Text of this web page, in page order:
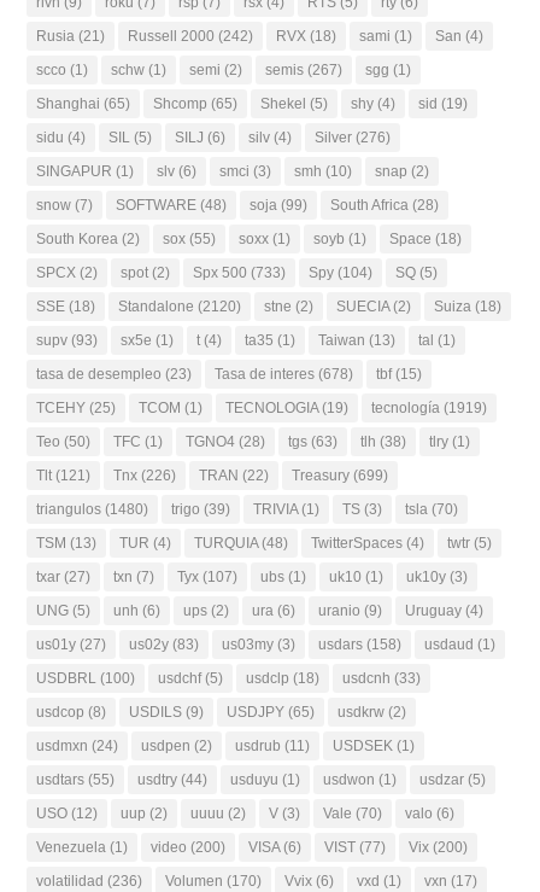
Rusia (21) Russell 2000 (242) RVX (18) sami (1) San (4)
scco (1) schw (1) semi (2) semis (267) sgg (1)
Shanghai (65) Shcomp (65) Shekel (5) shy (4) sid (19)
sidu (4) SIL (5) SILJ (6) silv (4) Silver (276)
SINGAPUR (1) slv (6) smci (3) smh (10) snap (2)
snow (7) SOFTWARE (48) soja (99) South Africa (28)
South Korea (2) sox (55) soxx (1) soyb (1) Space (18)
SPCX (2) spot (2) Spx 500 (733) Spy (104) SQ (5)
SSE (18) Standalone (2120) stne (2) SUECIA(2) Suiza (18)
supv (93) sx5e (1) t (4) ta35 (1) Taiwan (13) tal (1)
tasa de desempleo (23) Tasa de interes (678) tbf(15)
TCEHY (25) TCOM (1) TECNOLOGIA(19) tecnología (1919)
Teo (50) TFC (1) TGNO4 (28) tgs (63) tlh (38) tlry (1)
Tlt (121) Tnx (226) TRAN (22) Treasury (699)
triangulos (1480) trigo (39) TRIVIA(1) TS (3) tsla (70)
TSM (13) TUR (4) TURQUIA(48) TwitterSpaces (4) twtr (5)
txar (27) txn (7) Tyx (107) ubs (1) uk10 (1) uk10y (3)
UNG (5) unh (6) ups (2) ura (6) uranio (9) Uruguay (4)
us01y (27) us02y (83) us03my (3) usdars (158) usdaud (1)
USDBRL (100) usdchf(5) usdclp (18) usdcnh (33)
usdcop (8) USDILS (9) USDJPY (65) usdkrw (2)
usdmxn (24) usdpen (2) usdrub (11) USDSEK (1)
usdtars (55) usdtry (44) usduyu (1) usdwon (1) usdzar (5)
USO (12) uup (2) uuuu (2) V (3) Vale (70) valo (6)
Venezuela (1) video (200) VISA(6) VIST (77) Vix (200)
volatilidad (236) Volumen (170) Vvix (6) vxd (1) vxn (17)